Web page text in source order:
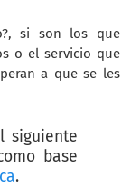
si son los que
o el servicio que
a que se les
siguiente
base
.